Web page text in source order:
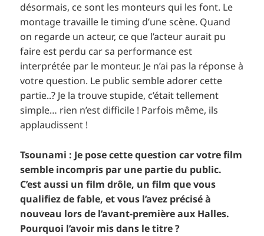
désormais, ce sont les monteurs qui les font. Le
montage travaille le timing d’une scène. Quand
on regarde un acteur, ce que l’acteur aurait pu
faire est perdu car sa performance est
interprétée par le monteur. Je n’ai pas la réponse à
votre question. Le public semble adorer cette
partie..? Je la trouve stupide, c’était tellement
simple… rien n’est difficile ! Parfois même, ils
applaudissent !
Tsounami : Je pose cette question car votre film
semble incompris par une partie du public.
C’est aussi un film drôle, un film que vous
qualifiez de fable, et vous l’avez précisé à
nouveau lors de l’avant-première aux Halles.
Pourquoi l’avoir mis dans le titre ?